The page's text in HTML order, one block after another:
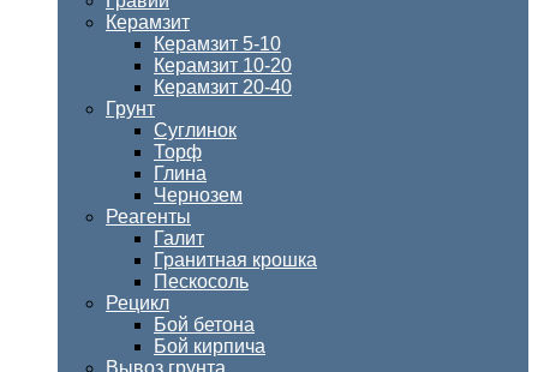
Керамзит
Керамзит 5-10
Керамзит 10-20
Керамзит 20-40
Грунт
Суглинок
Торф
Глина
Чернозем
Реагенты
Галит
Гранитная крошка
Пескосоль
Рецикл
Бой бетона
Бой кирпича
Вывоз грунта